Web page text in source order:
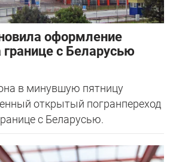
оформление
границе с Беларусью
в минувшую пятницу
открытый погранпереход
с Беларусью.